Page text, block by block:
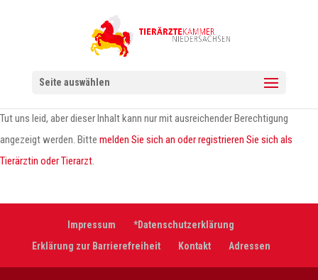
Seite auswählen
Tut uns leid, aber dieser Inhalt kann nur mit ausreichender Berechtigung
angezeigt werden. Bitte melden Sie sich an oder registrieren Sie sich als
Tierärztin oder Tierarzt.
Impressum
*Datenschutzerklärung
Erklärung zur Barrierefreiheit
Kontakt Adressen